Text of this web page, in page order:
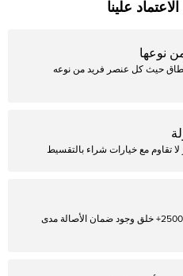
علينا
نوعها
حيث كل عنصر فريد من نوعه
تقاوم مع خيارات شراء بالتقسيط
صفيحة موثوقة وآمنة مع 25000+ خلق وجود ضمان الأصالة مدى